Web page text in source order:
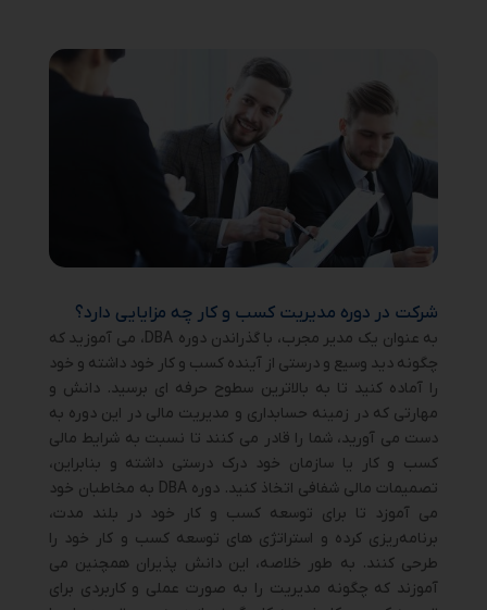
شرکت در دوره مدیریت کسب و کار چه مزایایی دارد؟
به عنوان یک مدیر مجرب، با گذراندن دوره DBA، می آموزید که
چگونه دید وسیع و درستی از آینده کسب و کار خود داشته و خود
را آماده کنید تا به بالاترین سطوح حرفه ای برسید. دانش و
مهارتی که در زمینه حسابداری و مدیریت مالی در این دوره به
دست می ‌آورید، شما را قادر می کنند تا نسبت به شرایط مالی
کسب و کار یا سازمان خود درک درستی داشته و بنابراین،
تصمیمات مالی شفافی اتخاذ کنید. دوره DBA به مخاطبان خود
می‌ آموزد تا برای توسعه کسب و کار خود در بلند مدت،
برنامه‌ریزی کرده و استراتژی ‌های توسعه کسب و کار خود را
طرحی کنند. به طور خلاصه، این دانش ‌پذیران همچنین می
‌آموزند که چگونه مدیریت را به صورت عملی و کاربردی برای